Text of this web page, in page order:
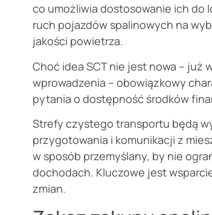
co umożliwia dostosowanie ich do
ruch pojazdów spalinowych na
jakości powietrza.
Choć idea SCT nie jest nowa – już
wprowadzenia – obowiązkowy
pytania o dostępność środków
Strefy czystego transportu będą
przygotowania i komunikacji z
w sposób przemyślany, by nie
dochodach. Kluczowe jest
zmian.